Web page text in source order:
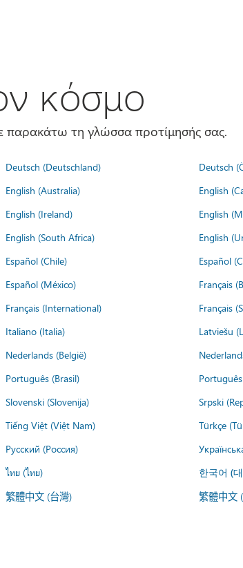
κόσμο
παρακάτω τη γλώσσα προτίμησής σας.
Deutsch (Deutschland)
Deutsch
English (Australia)
English
English (Ireland)
English
English (South Africa)
English
Español (Chile)
Español
Español (México)
Français
Français (International)
Français
Italiano (Italia)
Latviešu
Nederlands (België)
Português (Brasil)
Slovenski (Slovenija)
Srpski
Tiếng Việt (Việt Nam)
Türkçe
Русский (Россия)
ไทย (ไทย) 한국어 (
繁體中文 (台灣) 繁體中文